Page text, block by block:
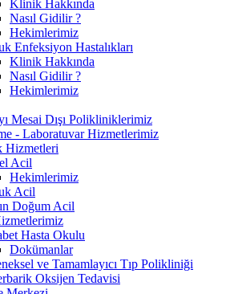
Klinik Hakkında
Nasıl Gidilir ?
Hekimlerimiz
Enfeksiyon Hastalıkları
Klinik Hakkında
Nasıl Gidilir ?
Hekimlerimiz
Mesai Dışı Polikliniklerimiz
- Laboratuvar Hizmetlerimiz
Hizmetleri
Acil
Hekimlerimiz
Acil
Doğum Acil
Hasta Okulu
Dokümanlar
ve Tamamlayıcı Tıp Polikliniği
Oksijen Tedavisi